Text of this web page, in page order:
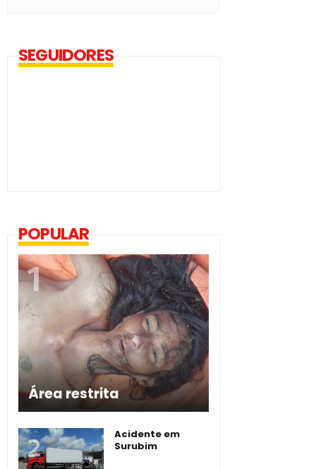
SEGUIDORES
POPULAR
Área restrita
Acidente em
Surubim